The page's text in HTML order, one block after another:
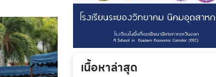
เนื้อหาล่าสุด